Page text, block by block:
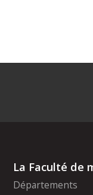
La Faculté de
Départements